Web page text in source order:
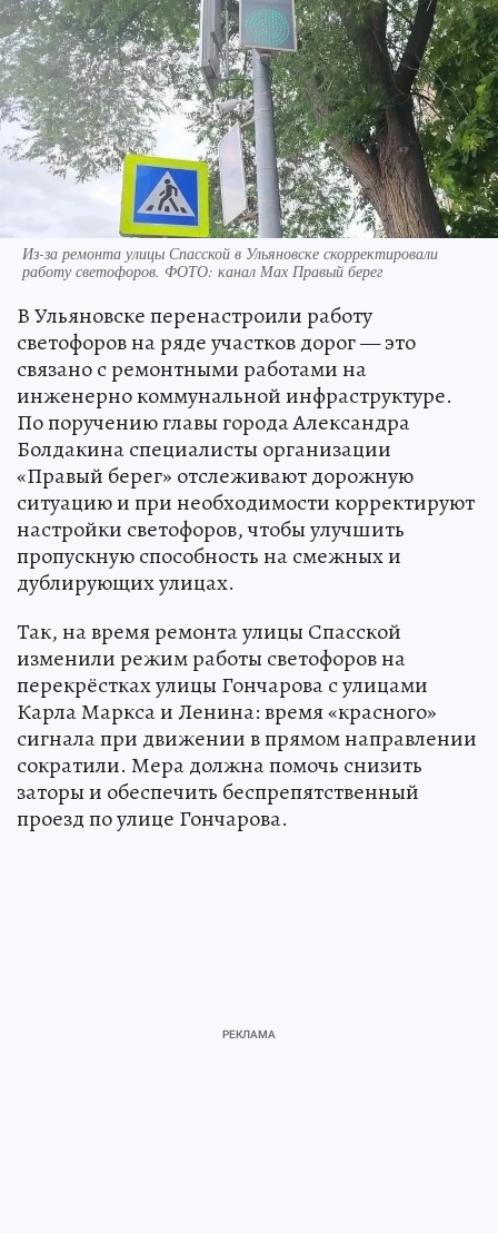
Из-за ремонта улицы Спасской в Ульяновске скорректировали
работу светофоров. ФОТО: канал Мах Правый берег
В Ульяновске перенастроили работу
светофоров на ряде участков дорог — это
связано с ремонтными работами на
инженерно коммунальной инфраструктуре.
По поручению главы города Александра
Болдакина специалисты организации
«Правый берег» отслеживают дорожную
ситуацию и при необходимости корректируют
настройки светофоров, чтобы улучшить
пропускную способность на смежных и
дублирующих улицах.
Так, на время ремонта улицы Спасской
изменили режим работы светофоров на
перекрёстках улицы Гончарова с улицами
Карла Маркса и Ленина: время «красного»
сигнала при движении в прямом направлении
сократили. Мера должна помочь снизить
заторы и обеспечить беспрепятственный
проезд по улице Гончарова.